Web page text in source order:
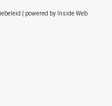
| powered by Inside Web